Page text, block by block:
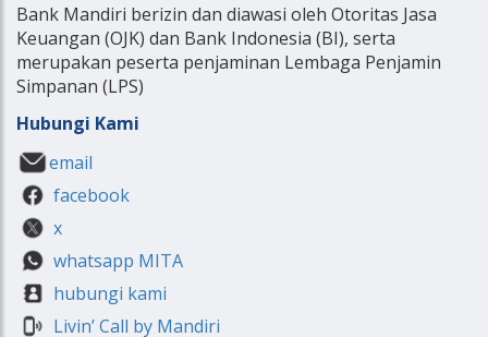
Bank Mandiri berizin dan diawasi oleh Otoritas Jasa
Keuangan (OJK) dan Bank Indonesia (BI), serta
merupakan peserta penjaminan Lembaga Penjamin
Simpanan (LPS)
Hubungi Kami
email
facebook
x
whatsapp MITA
hubungi kami
Livin’ Call by Mandiri